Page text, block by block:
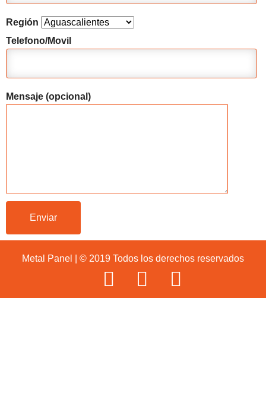
Región
Telefono/Movil
Mensaje (opcional)
Metal Panel | © 2019 Todos los derechos reservados